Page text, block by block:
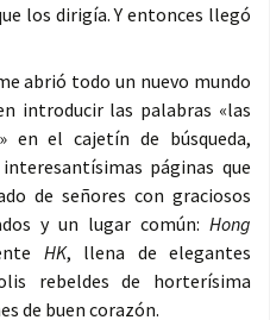
los dirigía. Y entonces llegó
abrió todo un nuevo mundo
introducir las palabras «las
en el cajetín de búsqueda,
páginas que
de señores con graciosos
y un lugar común: Hong
HK, llena de elegantes
rebeldes de horterísima
de buen corazón.